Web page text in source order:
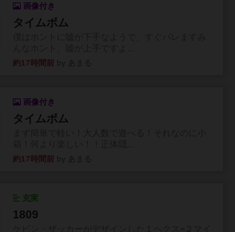
画像付き
タイムボム
約17時間前
画像付き
タイムボム
約17時間前
充実
1809